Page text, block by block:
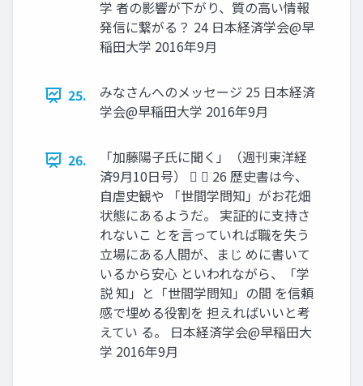
学 者の影響が下がり、質の高い情報
発信に繋がる？ 24 日本経済学会@早
稲田大学 2016年9月
25.
みなさんへのメッセージ 25 日本経済
学会@早稲田大学 2016年9月
26.
「加藤陽子氏に聞く」（週刊東洋経
済9月10日号）   26 歴史書は今、
自虐史観や 「世間学問知」がお花畑
状態にあるようだ。 実証的に支持さ
れないこ とを言っていれば職を失う
立場にある人間が、まじ めに書いて
いるから安心 といわれながら、「学
説 知」と「世間学問知」の間 を信頼
感で埋める役割を 担えればいいと考
えてい る。 日本経済学会@早稲田大
学 2016年9月